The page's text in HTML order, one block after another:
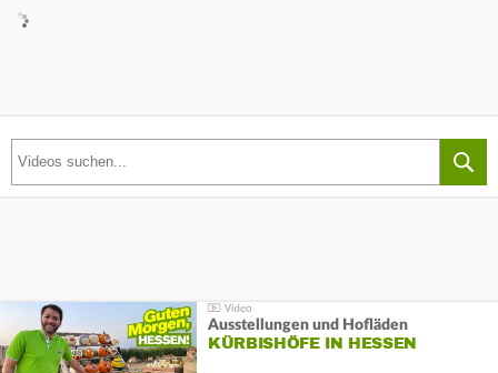
Ausstellungen und Hofläden
KÜRBISHÖFE IN HESSEN